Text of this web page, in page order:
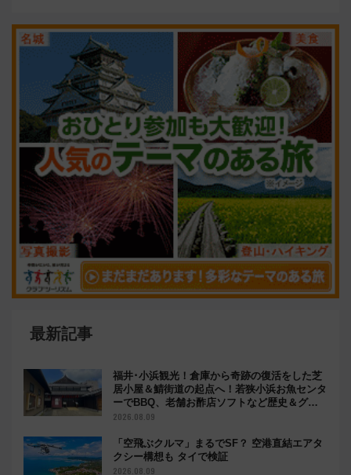
最新記事
福井･小浜観光！倉庫から奇跡の復活をした芝
居小屋＆鯖街道の起点へ！若狭小浜お魚センタ
ーでBBQ、老舗お酢店ソフトなど歴史＆グル
メ散歩
2026.08.09
「空飛ぶクルマ」まるでSF？ 空港直結エアタ
クシー構想も タイで検証
2026.08.09